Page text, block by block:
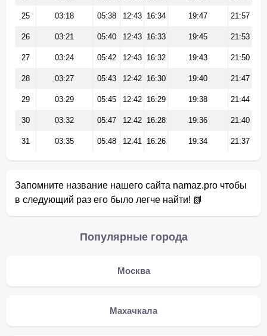
25 03:18 05:38 12:43 16:34 19:47 21:57
26 03:21 05:40 12:43 16:33 19:45 21:53
27 03:24 05:42 12:43 16:32 19:43 21:50
28 03:27 05:43 12:42 16:30 19:40 21:47
29 03:29 05:45 12:42 16:29 19:38 21:44
30 03:32 05:47 12:42 16:28 19:36 21:40
31 03:35 05:48 12:41 16:26 19:34 21:37
Запомните название нашего сайта namaz.pro чтобы
в следующий раз его было легче найти! 📗
Популярные города
Москва
Махачкала